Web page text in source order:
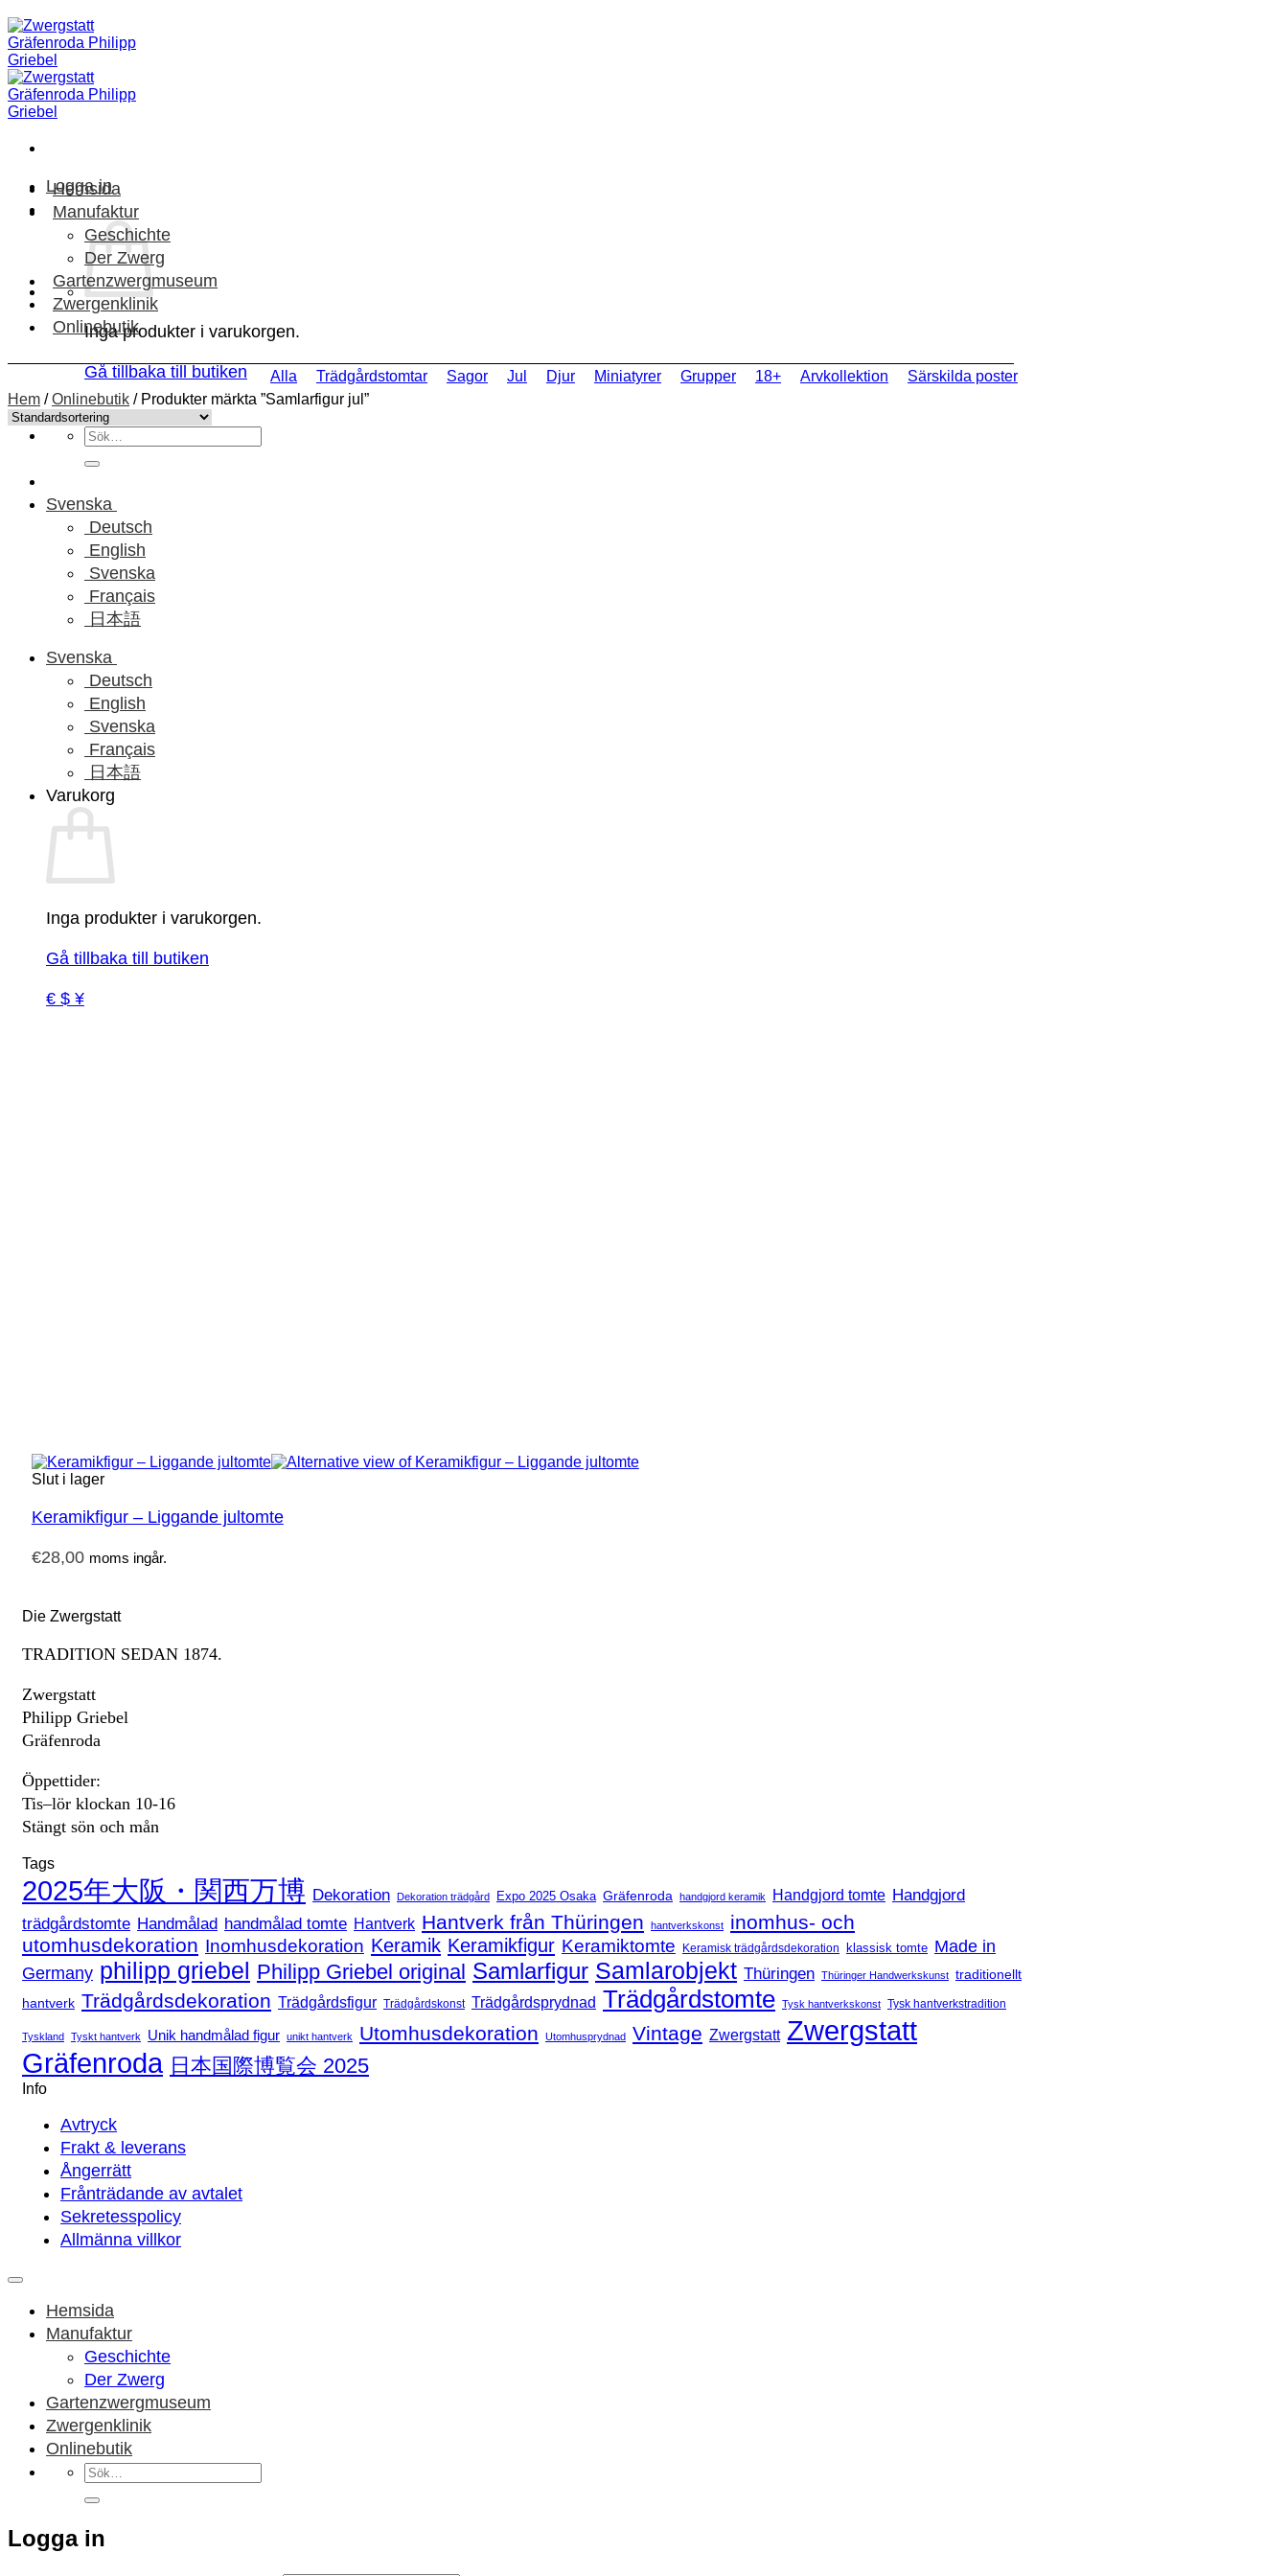
Skip
to
content
Logga in
Inga produkter i varukorgen.
Gå tillbaka till butiken
Sök
efter:
Svenska
Deutsch
English
Svenska
Français
日本語
Svenska
Deutsch
English
Svenska
Français
日本語
Varukorg
Inga produkter i varukorgen.
Gå tillbaka till butiken
€ $ ¥
Hemsida
Manufaktur
Geschichte
Der Zwerg
Gartenzwergmuseum
Zwergenklinik
Onlinebutik
Alla Trädgårdstomtar Sagor Jul Djur Miniatyrer Grupper 18+ Arvkollektion
Särskilda poster
Hem / Onlinebutik /Produkter märkta ”Samlarfigur jul”
Slut i lager
Keramikfigur – Liggande jultomte
€28,00 moms ingår.
Die Zwergstatt
TRADITION SEDAN 1874.
Zwergstatt
Philipp Griebel
Gräfenroda
Öppettider:
Tis–lör klockan 10-16
Stängt sön och mån
Tags
2025年大阪・関西万博 Dekoration Dekoration trädgård Expo 2025 Osaka Gräfenroda handgjord keramik Handgjord tomte Handgjord
trädgårdstomte Handmålad handmålad tomte Hantverk Hantverk från Thüringen hantverkskonst
inomhus- och
utomhusdekoration Inomhusdekoration Keramik Keramikfigur Keramiktomte Keramisk trädgårdsdekoration klassisk tomte Made in
Germany philipp griebel Philipp Griebel original Samlarfigur Samlarobjekt Thüringen Thüringer Handwerkskunst traditionellt
hantverk Trädgårdsdekoration Trädgårdsfigur Trädgårdskonst Trädgårdsprydnad Trädgårdstomte Tysk hantverkskonst Tysk hantverkstradition
Tyskland Tyskt hantverk Unik handmålad figur unikt hantverk Utomhusdekoration Utomhusprydnad Vintage Zwergstatt Zwergstatt
Gräfenroda 日本国際博覧会 2025
Info
Avtryck
Frakt & leverans
Ångerrätt
Frånträdande av avtalet
Sekretesspolicy
Allmänna villkor
Hemsida
Manufaktur
Geschichte
Der Zwerg
Gartenzwergmuseum
Zwergenklinik
Onlinebutik
Sök
efter:
Logga in